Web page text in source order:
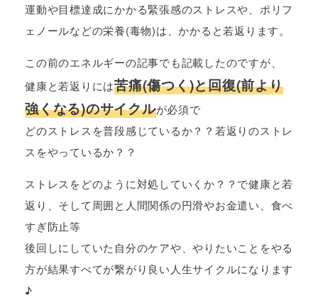
運動や目標達成にかかる緊張感のストレスや、ポリフ
ェノールなどの栄養(毒物)は、かかると若返ります。
この前のエネルギーの記事でも記載したのですが、
健康と若返りには苦痛(傷つく)と回復(前より
強くなる)のサイクルが必須で
どのストレスを普段感じているか？？若返りのストレ
スをやっているか？？
ストレスをどのように対処していくか？？で健康と若
返り、そして周囲と人間関係の円滑やお金遣い、食べ
すぎ防止等
後回しにしていた自分のケアや、やりたいことをやる
方が結果すべてが繋がり良い人生サイクルになります
♪